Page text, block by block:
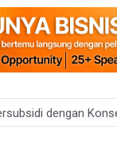
dengan